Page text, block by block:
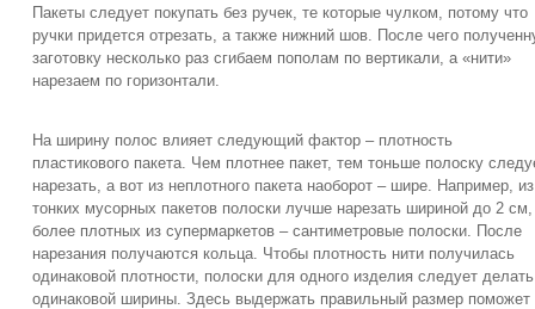
Пакеты следует покупать без ручек, те которые чулком, потому что
ручки придется отрезать, а также нижний шов. После чего
заготовку несколько раз сгибаем пополам по вертикали, а «нити»
нарезаем по горизонтали.
На ширину полос влияет следующий фактор – плотность
пластикового пакета. Чем плотнее пакет, тем тоньше полоску
нарезать, а вот из неплотного пакета наоборот – шире. Например, из
тонких мусорных пакетов полоски лучше нарезать шириной до 2 см,
более плотных из супермаркетов – сантиметровые полоски. После
нарезания получаются кольца. Чтобы плотность нити получилась
одинаковой плотности, полоски для одного изделия следует делать
одинаковой ширины. Здесь выдержать правильный размер поможет